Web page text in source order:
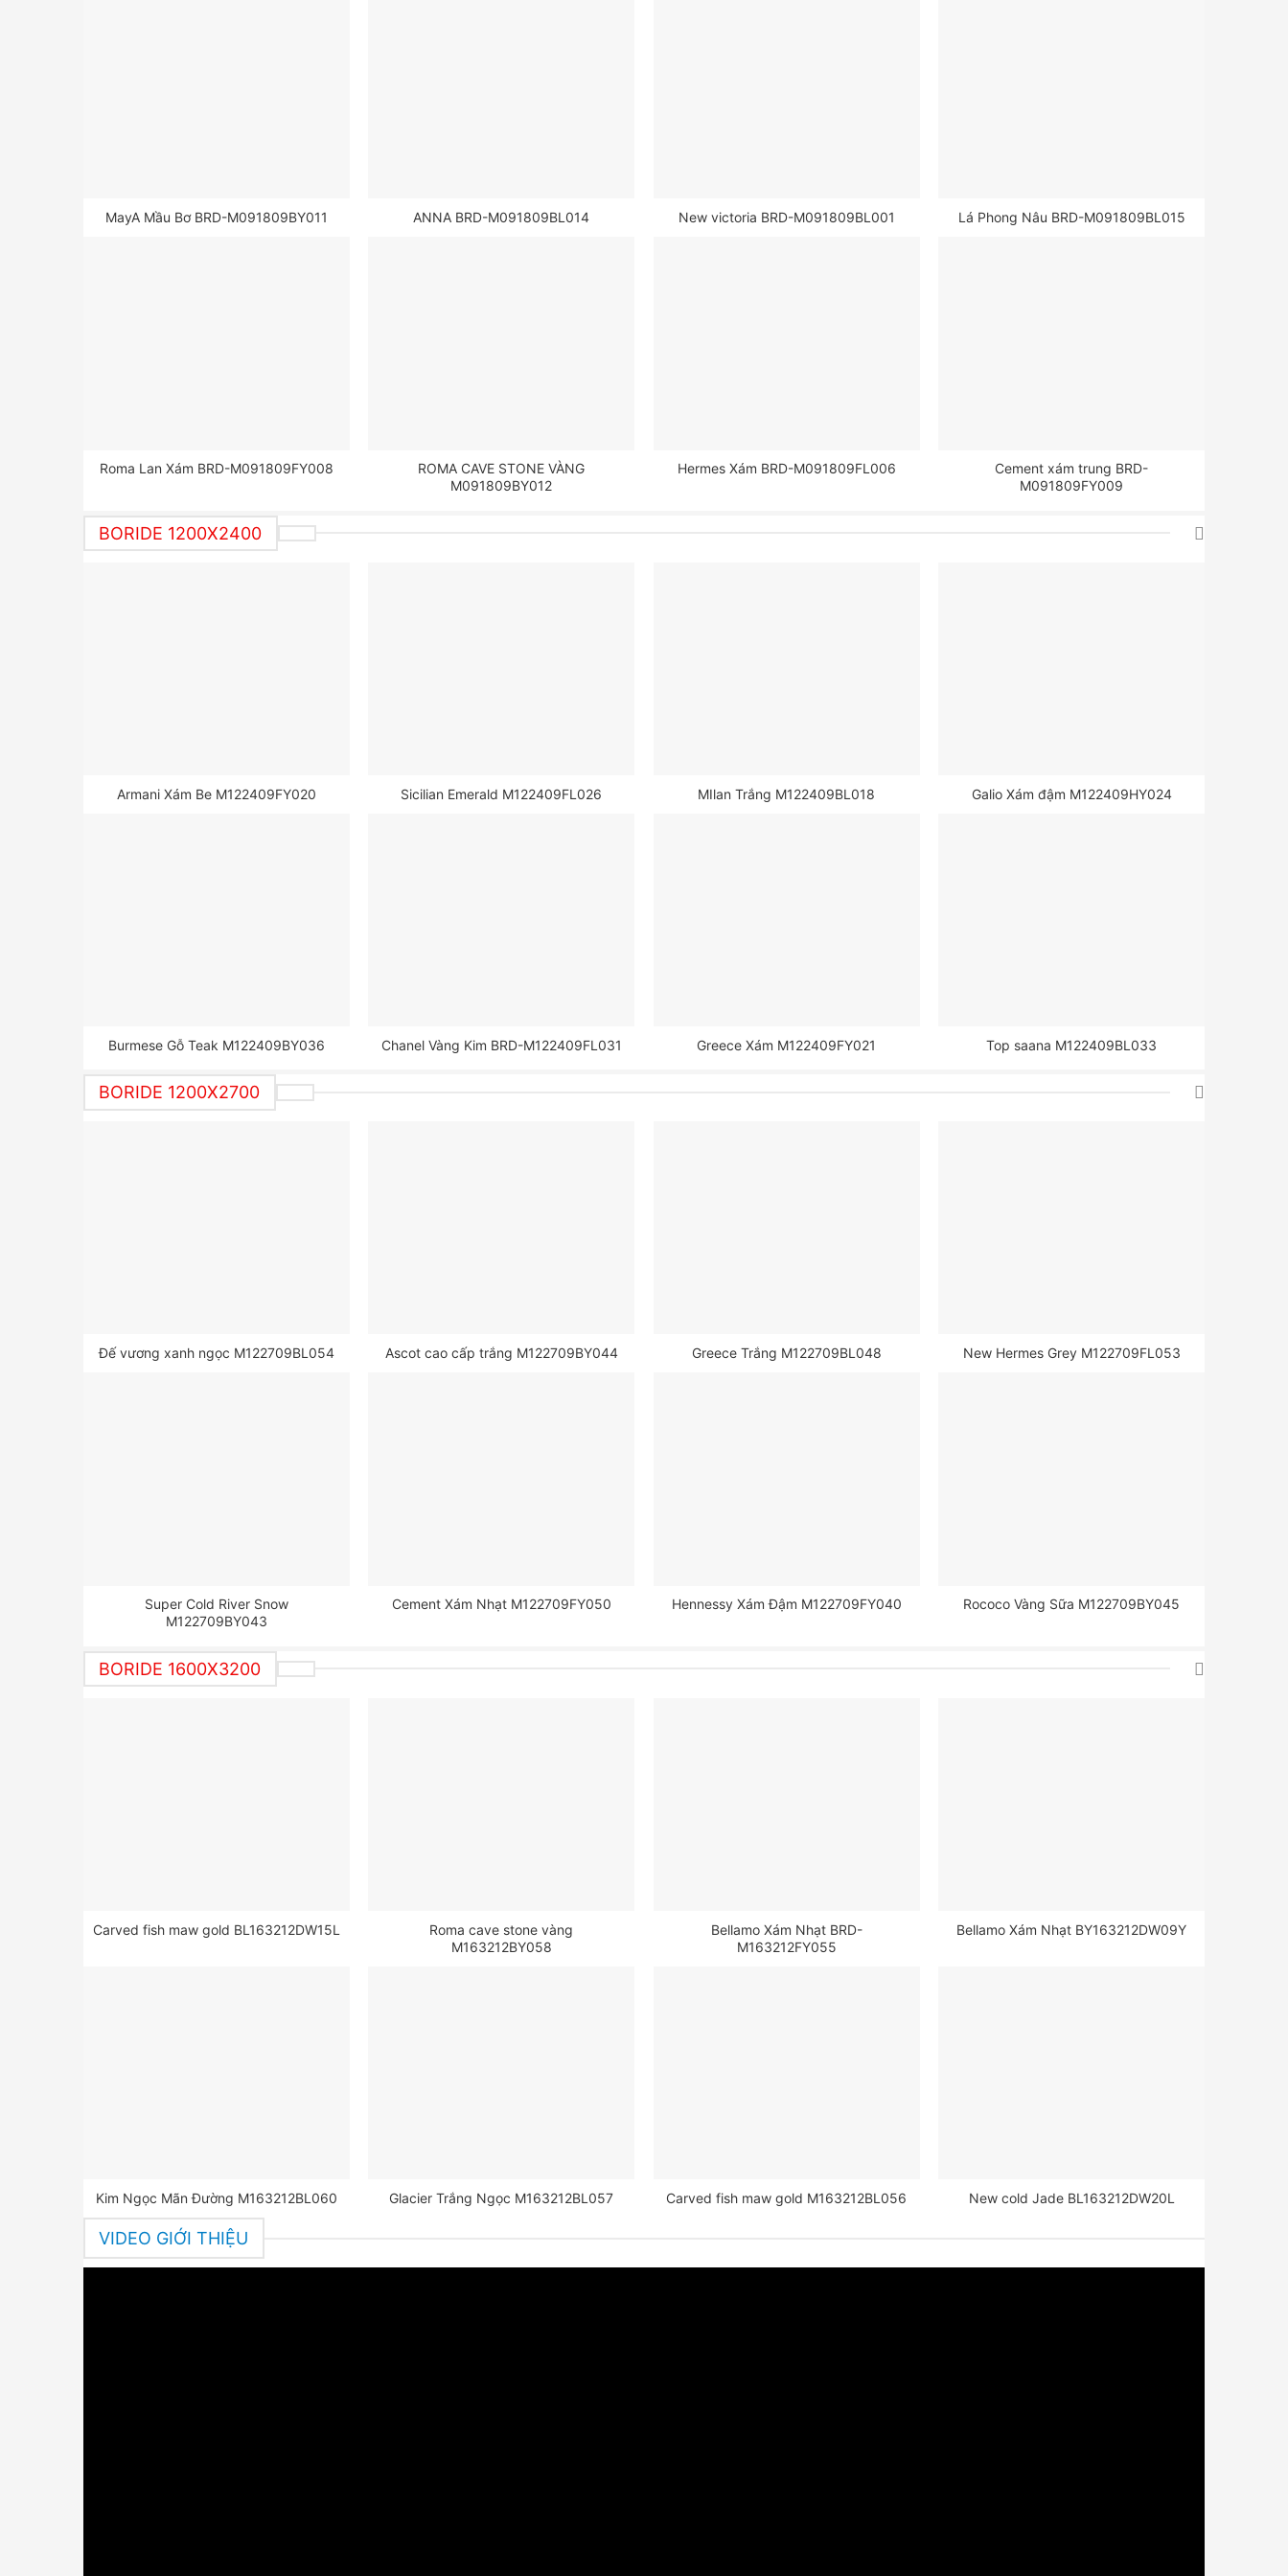
MayA Mầu Bơ BRD-M091809BY011 ANNA BRD-M091809BL014 New victoria BRD-M091809BL001 Lá Phong Nâu BRD-M091809BL015
Roma Lan Xám BRD-M091809FY008
ROMA CAVE STONE VÀNG
M091809BY012
Hermes Xám BRD-M091809FL006
Cement xám trung BRD-
M091809FY009
BORIDE 1200X2400
Armani Xám Be M122409FY020 Sicilian Emerald M122409FL026 MIlan Trắng M122409BL018 Galio Xám đậm M122409HY024
Burmese Gỗ Teak M122409BY036 Chanel Vàng Kim BRD-M122409FL031 Greece Xám M122409FY021 Top saana M122409BL033
BORIDE 1200X2700
Đế vương xanh ngọc M122709BL054 Ascot cao cấp trắng M122709BY044 Greece Trắng M122709BL048 New Hermes Grey M122709FL053
Super Cold River Snow
M122709BY043
Cement Xám Nhạt M122709FY050 Hennessy Xám Đậm M122709FY040 Rococo Vàng Sữa M122709BY045
BORIDE 1600X3200
Carved fish maw gold BL163212DW15L
Roma cave stone vàng
M163212BY058
Bellamo Xám Nhạt BRD-
M163212FY055
Bellamo Xám Nhạt BY163212DW09Y
Kim Ngọc Mãn Đường M163212BL060 Glacier Trắng Ngọc M163212BL057 Carved fish maw gold M163212BL056 New cold Jade BL163212DW20L
VIDEO GIỚI THIỆU